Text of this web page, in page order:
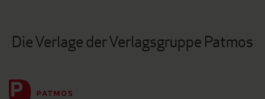
Die Verlage der Verlagsgruppe Patmos